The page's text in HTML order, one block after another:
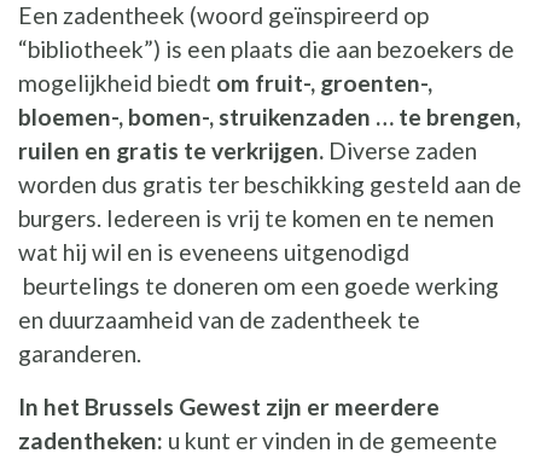
Een zadentheek (woord geïnspireerd op
“bibliotheek”) is een plaats die aan bezoekers de
mogelijkheid biedt om fruit-, groenten-,
bloemen-, bomen-, struikenzaden … te brengen,
ruilen en gratis te verkrijgen. Diverse zaden
worden dus gratis ter beschikking gesteld aan de
burgers. Iedereen is vrij te komen en te nemen
wat hij wil en is eveneens uitgenodigd
beurtelings te doneren om een goede werking
en duurzaamheid van de zadentheek te
garanderen.
In het Brussels Gewest zijn er meerdere
zadentheken: u kunt er vinden in de gemeente